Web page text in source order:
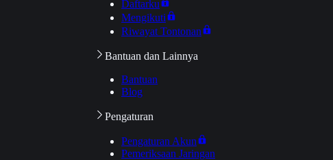
Daftarku
Mengikuti
Riwayat Tontonan
Bantuan dan Lainnya
Bantuan
Blog
Pengaturan
Pengaturan Akun
Pemeriksaan Jaringan